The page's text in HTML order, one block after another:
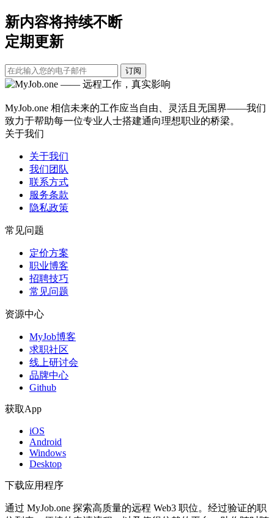
新内容将持续不断
定期更新
订阅
MyJob.one 相信未来的工作应当自由、灵活且无国界——我们
致力于帮助每一位专业人士搭建通向理想职业的桥梁。
关于我们
关于我们
我们团队
联系方式
服务条款
隐私政策
常见问题
定价方案
职业博客
招聘技巧
常见问题
资源中心
MyJob博客
求职社区
线上研讨会
品牌中心
Github
获取App
iOS
Android
Windows
Desktop
下载应用程序
通过 MyJob.one 探索高质量的远程 Web3 职位。经过验证的职